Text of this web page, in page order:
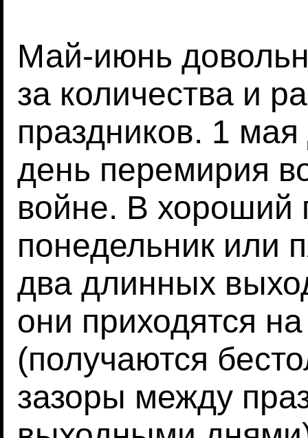
Май-июнь
за количества и
праздников. 1
день перемирия
войне. В хороший
понедельник или
два длинных
они приходятся
(получаются
зазоры между